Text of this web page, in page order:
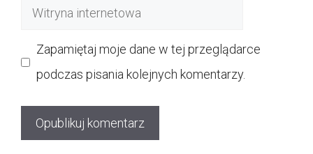
Witryna
Zapamiętaj moje dane w tej przeglądarce
podczas pisania kolejnych komentarzy.